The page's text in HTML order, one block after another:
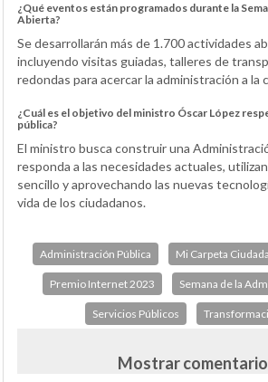
¿Qué eventos están programados durante la
Abierta?
Se desarrollarán más de 1.700 actividades
incluyendo visitas guiadas, talleres de
redondas para acercar la administración a la
¿Cuál es el objetivo del ministro Óscar López
pública?
El ministro busca construir una
responda a las necesidades actuales,
sencillo y aprovechando las nuevas
vida de los ciudadanos.
Administración Pública Mi Carpeta
Premio Internet 2023 Semana de la
Servicios Públicos
Mostrar